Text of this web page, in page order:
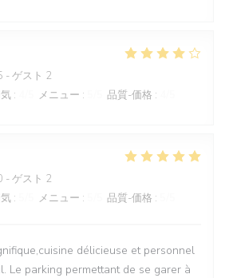
- ゲスト 2
: メニュー : 品質-価格 :
- ゲスト 2
: メニュー : 品質-価格 :
délicieuse et personnel
Le parking permettant de se garer à